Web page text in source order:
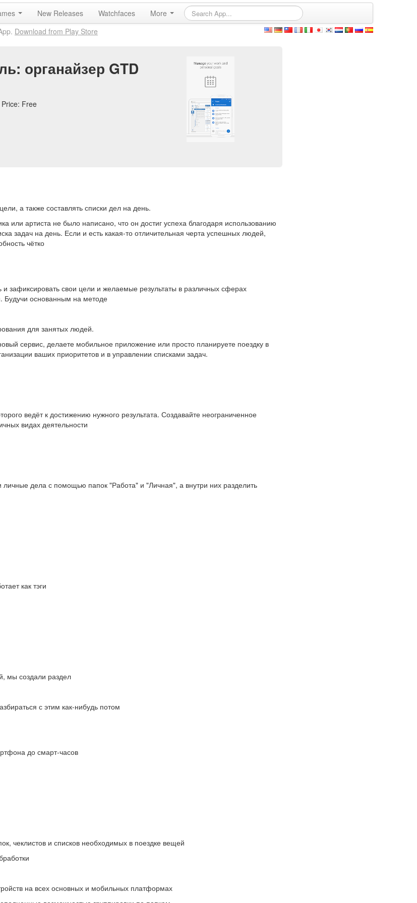
New Releases Watchfaces
More
Download from Play Store
органайзер GTD
Free
а также составлять списки дел на день.
артиста не было написано, что он достиг успеха благодаря использованию
задач на день. Если и есть какая-то отличительная черта успешных людей,
чётко
зафиксировать свои цели и желаемые результаты в различных сферах
Будучи основанным на методе
для занятых людей.
сервис, делаете мобильное приложение или просто планируете поездку в
ваших приоритетов и в управлении списками задач.
ведёт к достижению нужного результата. Создавайте неограниченное
видах деятельности
дела с помощью папок "Работа" и "Личная", а внутри них разделить
как тэги
мы создали раздел
с этим как-нибудь потом
до смарт-часов
чеклистов и списков необходимых в поездке вещей
на всех основных и мобильных платформах